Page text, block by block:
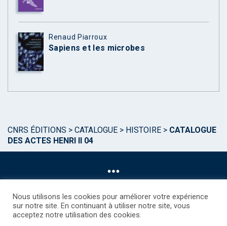
Renaud Piarroux
Sapiens et les microbes
CNRS ÉDITIONS > CATALOGUE > HISTOIRE > CATALOGUE
DES ACTES HENRI II 04
©CNRS EDITIONS 2025
Nous utilisons les cookies pour améliorer votre expérience
sur notre site. En continuant à utiliser notre site, vous
acceptez notre utilisation des cookies.